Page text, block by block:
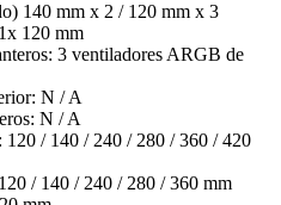
140 mm x 2 / 120 mm x 3
120 mm
3 ventiladores ARGB de
N / A
N / A
120 / 140 / 240 / 280 / 360 / 420
/ 140 / 240 / 280 / 360 mm